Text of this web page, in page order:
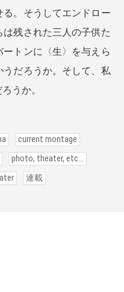
。そうしてエンドロー
残された三人の子供た
トンに〈生〉を与えら
だろうか。そして、私
うか。
current montage
photo, theater, etc...
連載